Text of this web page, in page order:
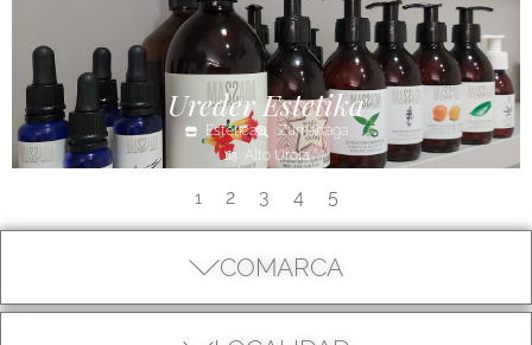
COMARCA
Ureder Estetika
Estética
Zumarraga
Alto Urola
1 2 3 4 5